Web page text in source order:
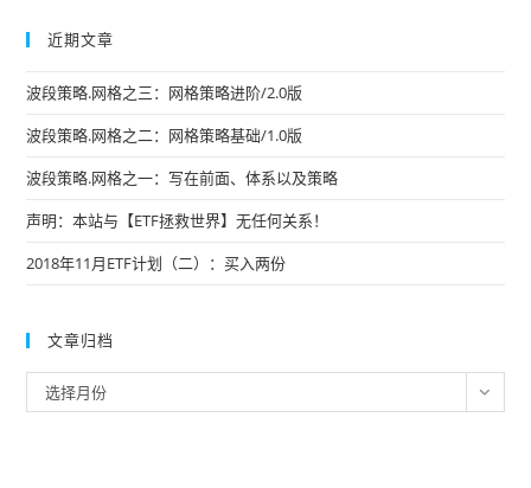
近期文章
波段策略.网格之三：网格策略进阶/2.0版
波段策略.网格之二：网格策略基础/1.0版
波段策略.网格之一：写在前面、体系以及策略
声明：本站与【ETF拯救世界】无任何关系！
2018年11月ETF计划（二）：买入两份
文章归档
章
选择月份